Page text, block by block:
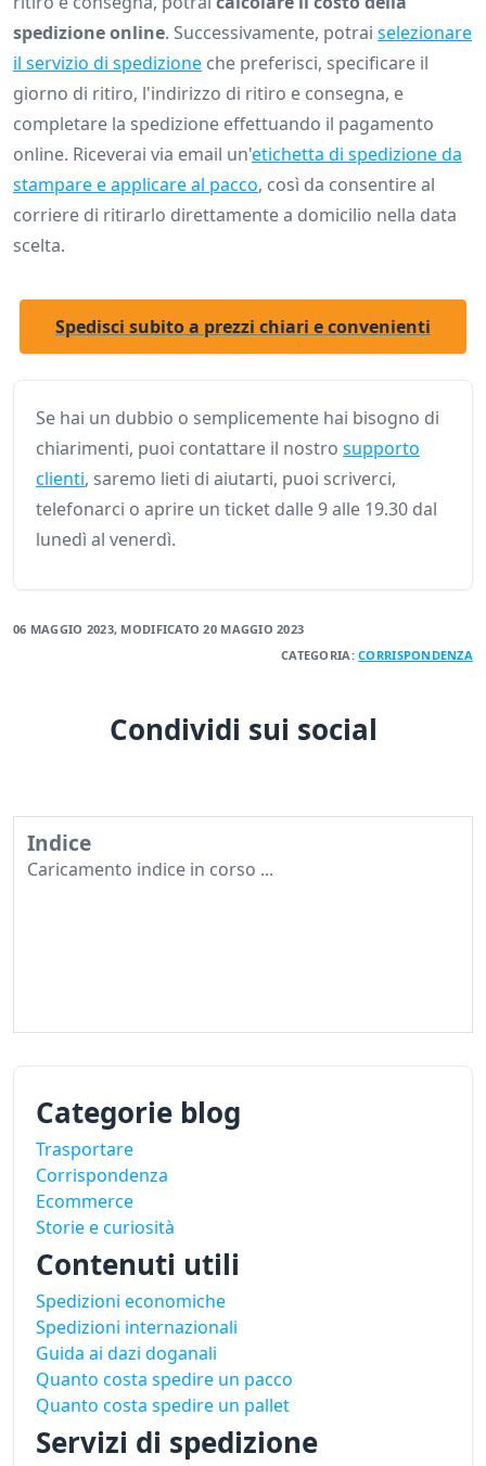
spedizione online. Successivamente, potrai selezionare
il servizio di spedizione che preferisci, specificare il
giorno di ritiro, l'indirizzo di ritiro e consegna, e
completare la spedizione effettuando il pagamento
online. Riceverai via email un'etichetta di spedizione da
stampare e applicare al pacco, così da consentire al
corriere di ritirarlo direttamente a domicilio nella data
scelta.
Spedisci subito a prezzi chiari e convenienti
Se hai un dubbio o semplicemente hai bisogno di
chiarimenti, puoi contattare il nostro supporto
clienti, saremo lieti di aiutarti, puoi scriverci,
telefonarci o aprire un ticket dalle 9 alle 19.30 dal
lunedì al venerdì.
06 MAGGIO 2023, MODIFICATO20 MAGGIO 2023
CATEGORIA:CORRISPONDENZA
Condividi sui social
Indice
Caricamento indice in corso ...
Categorie blog
Trasportare
Corrispondenza
Ecommerce
Storie e curiosità
Contenuti utili
Spedizioni economiche
Spedizioni internazionali
Guida ai dazi doganali
Quanto costa spedire un pacco
Quanto costa spedire un pallet
Servizi di spedizione